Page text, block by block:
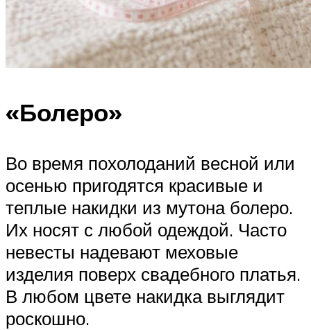
«Болеро»
Во время похолоданий весной или
осенью пригодятся красивые и
теплые накидки из мутона болеро.
Их носят с любой одеждой. Часто
невесты надевают меховые
изделия поверх свадебного платья.
В любом цвете накидка выглядит
роскошно.